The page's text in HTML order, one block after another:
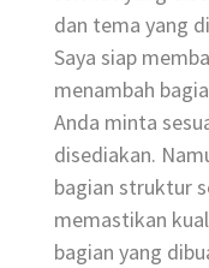
dan tema yang
Saya siap
menambah
Anda minta
disediakan.
bagian struktur
memastikan
bagian yang